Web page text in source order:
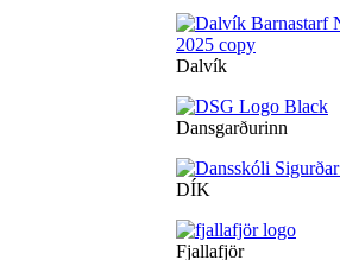
Dalvík
Dansgarðurinn
DÍK
Fjallafjör